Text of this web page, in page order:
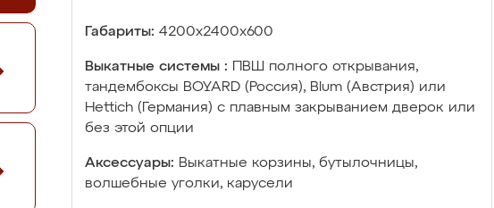
Габариты: 4200х2400х600
Выкатные системы :
ПВШ полного открывания,
тандембоксы BOYARD (Россия), Blum (Австрия) или
Hettich (Германия) с плавным закрыванием дверок или
без этой опции
Аксессуары: Выкатные корзины, бутылочницы,
волшебные уголки, карусели